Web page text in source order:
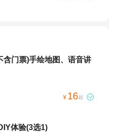
含门票)手绘地图、语音讲
¥ 16起 
体验(3选1)